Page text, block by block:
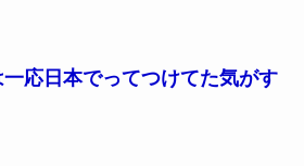
応日本でってつけてた気がす